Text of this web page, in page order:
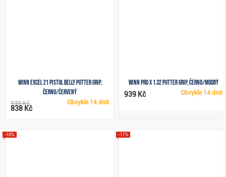
Winn Excel 21 Pistol Belly putter grip,
černo/červený
Obvykle 14 dnů
939 Kč
838 Kč
Winn Pro X 1.32 putter grip, černo/modrý
Obvykle 14 dnů
939 Kč
-10% -11%